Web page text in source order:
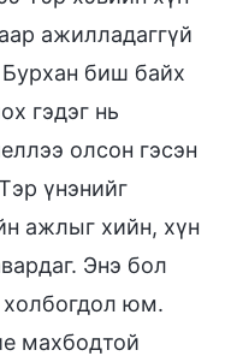
ажилладаггүй
биш байх
гэдэг нь
олсон гэсэн
үнэнийг
ажлыг хийн, хүн
Энэ бол
юм.
махбодтой